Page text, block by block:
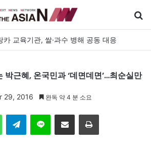
교육기관, 쌀·과수 병해 공동 대응
박근혜, 온국민과 ‘데면데면’…최순실만
29, 2016 완독 약 4 분 소요
Telegram 이메일